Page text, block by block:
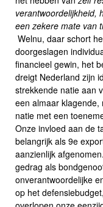
verantwoordelijkheid,
een zekere mate van
Welnu, daar schort
doorgeslagen
financieel gewin, het
dreigt Nederland zijn
strekkende natie aan
een almaar klagende,
natie met een
Onze invloed aan de
belangrijk als 9e
aanzienlijk
gedrag als
onverantwoordelijke
op het